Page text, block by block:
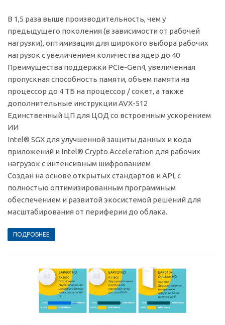
В 1,5 раза выше производительность, чем у
предыдущего поколения (в зависимости от рабочей
нагрузки), оптимизация для широкого выбора рабочих
нагрузок с увеличением количества ядер до 40
Преимущества поддержки PCIe-Gen4, увеличенная
пропускная способность памяти, объем памяти на
процессор до 4 ТБ на процессор / сокет, а также
дополнительные инструкции AVX-512
Единственный ЦП для ЦОД со встроенным ускорением
ИИ
Intel® SGX для улучшенной защиты данных и кода
приложений и Intel® Crypto Acceleration для рабочих
нагрузок с интенсивным шифрованием
Создан на основе открытых стандартов и API, с
полностью оптимизированным программным
обеспечением и развитой экосистемой решений для
масштабирования от периферии до облака.
ПОДРОБНЕЕ